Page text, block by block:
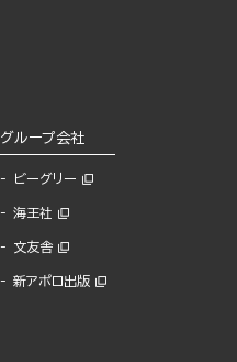
グループ会社
ビーグリー
海王社
文友舎
新アポロ出版